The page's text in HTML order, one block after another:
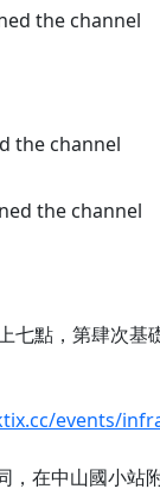
the channel
the channel
the channel
七點，第肆次
events/
，在中山國小站